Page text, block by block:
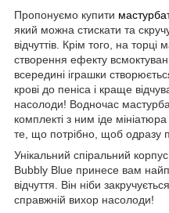
Пропонуємо купити
який можна стискати та
відчуттів. Крім того, на торці
створення ефекту
всередині іграшки
крові до пеніса і краще
насолоди! Водночас
комплекті з ним іде мініатюра
те, що потрібно, щоб одразу
Унікальний спіральний
Bubbly Blue принесе вам
відчуття. Він ніби
справжній вихор насолоди!